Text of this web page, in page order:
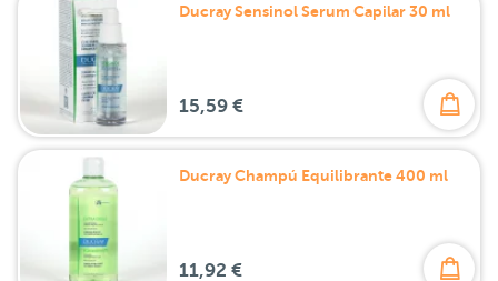
Ducray Sensinol Serum Capilar 30 ml
15,59 €
Ducray Champú Equilibrante 400 ml
11,92 €